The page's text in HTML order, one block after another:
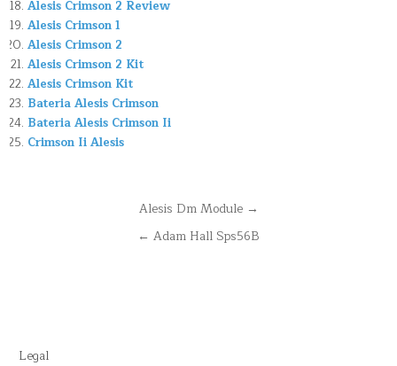
Alesis Crimson 2 Review
Alesis Crimson 1
Alesis Crimson 2
Alesis Crimson 2 Kit
Alesis Crimson Kit
Bateria Alesis Crimson
Bateria Alesis Crimson Ii
Crimson Ii Alesis
NavegaciónAlesis Dm Module →
← Adam Hall Sps56B
Legal